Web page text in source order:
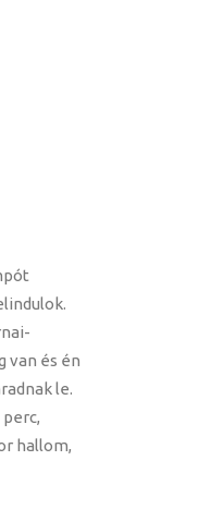
van és én
le.
hallom,